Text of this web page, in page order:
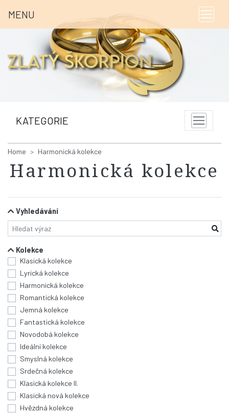
MENU
KATEGORIE
Home Harmonická kolekce
Harmonická kolekce
Vyhledávání
Kolekce
Klasická kolekce
Lyrická kolekce
Harmonická kolekce
Romantická kolekce
Jemná kolekce
Fantastická kolekce
Novodobá kolekce
Ideální kolekce
Smyslná kolekce
Srdečná kolekce
Klasická kolekce II.
Klasická nová kolekce
Hvězdná kolekce